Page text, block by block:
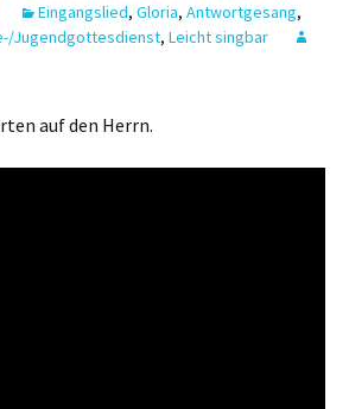
Eingangslied, Gloria, Antwortgesang,
Jugendgottesdienst, Leicht singbar
auf den Herrn.